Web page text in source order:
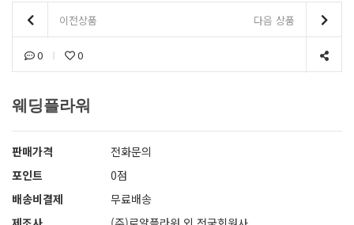
이전상품 다음 상품
0 0
웨딩플라워
판매가격
전화문의
포인트
0점
배송비결제
무료배송